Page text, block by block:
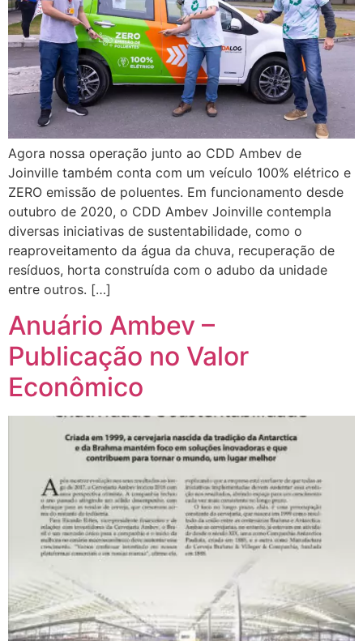
Agora nossa operação junto ao CDD Ambev de
Joinville também conta com um veículo 100% elétrico e
ZERO emissão de poluentes. Em funcionamento desde
outubro de 2020, o CDD Ambev Joinville contempla
diversas iniciativas de sustentabilidade, como o
reaproveitamento da água da chuva, recuperação de
resíduos, horta construída com o adubo da unidade
entre outros. […]
Anuário Ambev –
Publicação no Valor
Econômico